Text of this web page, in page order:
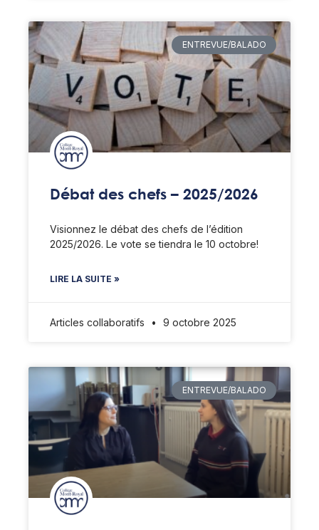
ENTREVUE/BALADO
Débat des chefs – 2025/2026
Visionnez le débat des chefs de l’édition
2025/2026. Le vote se tiendra le 10 octobre!
LIRE LA SUITE »
Articles collaboratifs 9 octobre 2025
ENTREVUE/BALADO